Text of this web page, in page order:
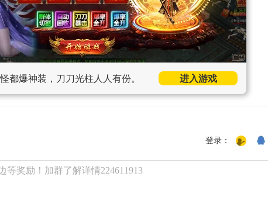
都爆神装，刀刀光柱人人有份。 进入游戏
登录：
等奖励！加群了解详情224611913